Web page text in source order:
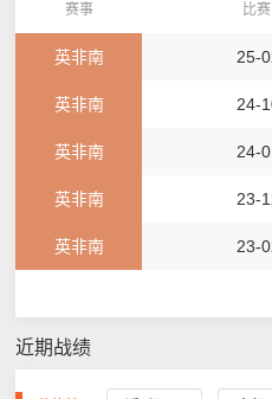
赛事 比
英非南 25-
英非南 24-
英非南 24-
英非南 23-
英非南 23-
近期战绩